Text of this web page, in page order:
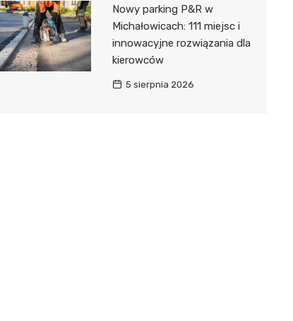
Nowy parking P&R w
Michałowicach: 111 miejsc i
innowacyjne rozwiązania dla
kierowców
5 sierpnia 2026